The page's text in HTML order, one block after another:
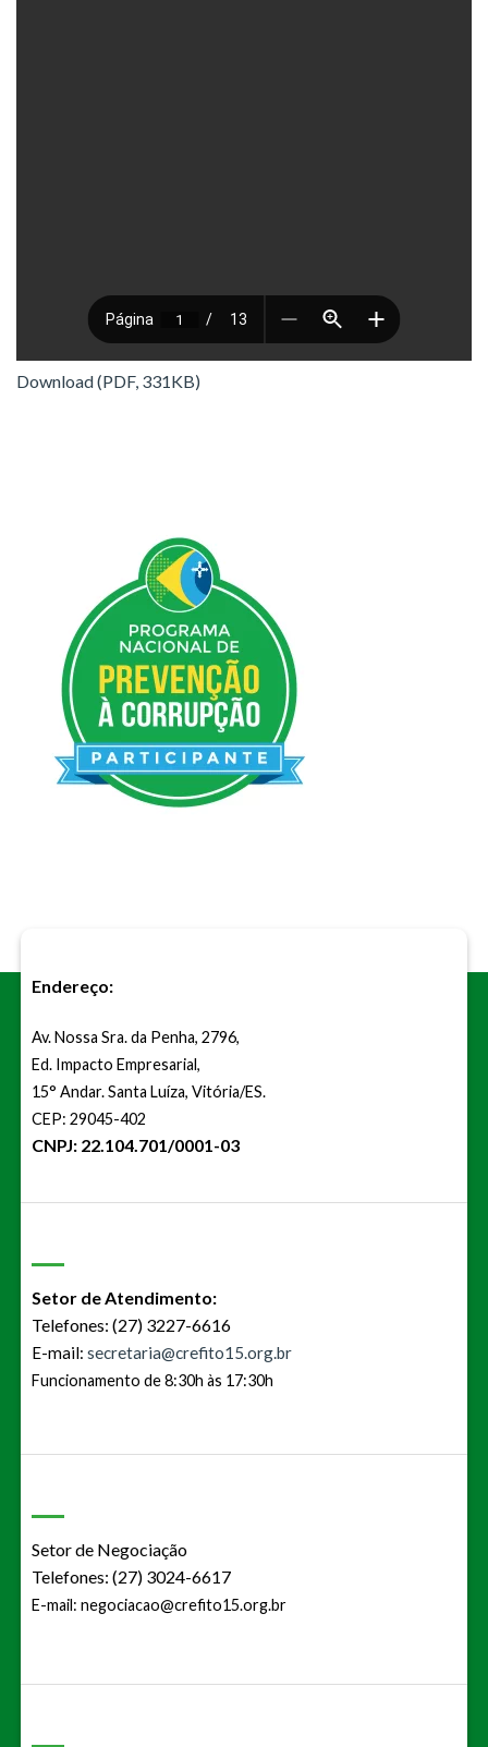
Download (PDF, 331KB)
Endereço:
Av. Nossa Sra. da Penha, 2796,
Ed. Impacto Empresarial,
15° Andar. Santa Luíza, Vitória/ES.
CEP: 29045-402
CNPJ: 22.104.701/0001-03
Setor de Atendimento:
Telefones: (27) 3227-6616
E-mail: secretaria@crefito15.org.br
Funcionamento de 8:30h às 17:30h
Setor de Negociação
Telefones: (27) 3024-6617
E-mail: negociacao@crefito15.org.br